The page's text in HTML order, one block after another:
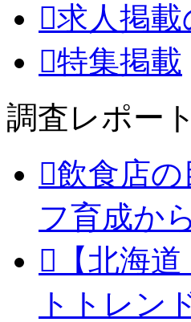
求人掲載
特集掲載
調査レポー
飲食店
フ育成か
【北海
トトレン